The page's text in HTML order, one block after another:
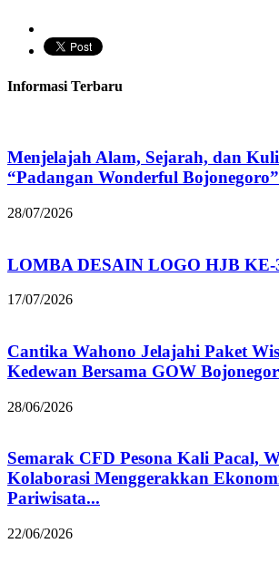
Informasi Terbaru
Menjelajah Alam, Sejarah, dan
“Padangan Wonderful Bojonegoro”
28/07/2026
LOMBA DESAIN LOGO HJB KE-
17/07/2026
Cantika Wahono Jelajahi Paket
Kedewan Bersama GOW
28/06/2026
Semarak CFD Pesona Kali Pacal,
Kolaborasi Menggerakkan
Pariwisata...
22/06/2026